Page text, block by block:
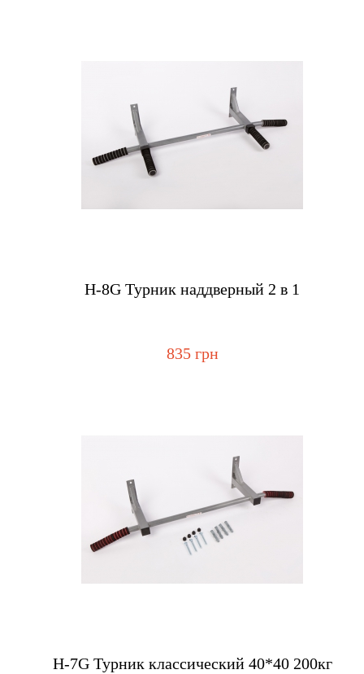
Н-8G Турник наддверный 2 в 1
835 грн
H-7G Турник классический 40*40 200кг